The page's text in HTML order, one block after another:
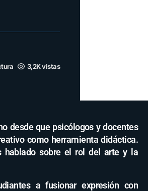
3,2K vistas
desde que psicólogos y docentes
como herramienta didáctica.
hablado sobre el rol del arte y la
a fusionar expresión con